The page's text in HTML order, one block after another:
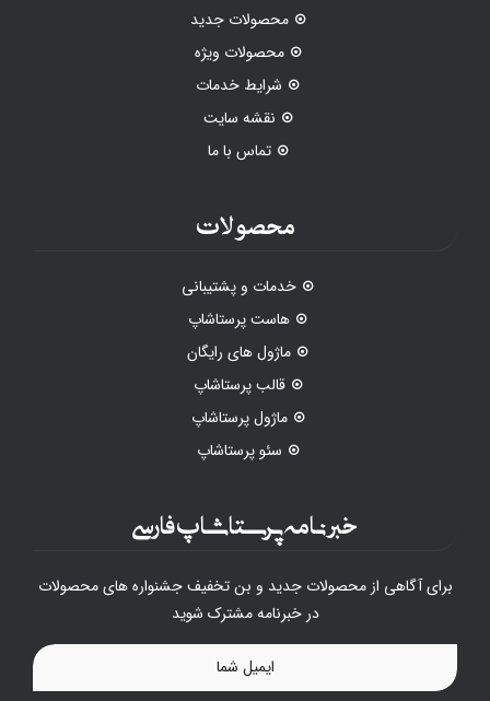
محصولات جدید
محصولات ویژه
شرایط خدمات
نقشه سایت
تماس با ما
محصولات
خدمات و پشتیبانی
هاست پرستاشاپ
ماژول های رایگان
قالب پرستاشاپ
ماژول پرستاشاپ
سئو پرستاشاپ
خبرنامه پرستاشاپ فارسی
برای آگاهی از محصولات جدید و بن تخفیف جشنواره های محصولات
در خبرنامه مشترک شوید